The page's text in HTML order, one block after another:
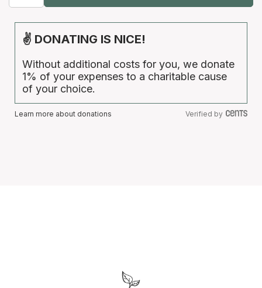
✌ DONATING IS NICE!
Without additional costs for you, we donate
1% of your expenses to a charitable cause
of your choice.
Learn more about donations Verified by